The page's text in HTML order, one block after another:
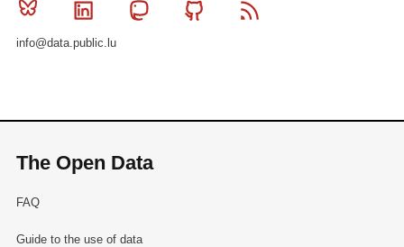
Bluesky Linkedin MastodonGithub
info@data.public.lu
The Open Data
FAQ
Guide to the use of data